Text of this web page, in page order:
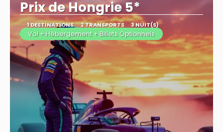
Prix de Hongrie 5*
1 DESTINATIONS 2 TRANSPORTS 3 NUIT(S)
Vol + Hébergement + Billets Optionnels